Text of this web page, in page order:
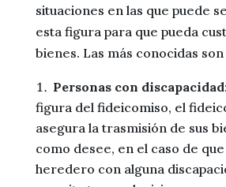
situaciones en las que puede
esta figura para que pueda
bienes. Las más conocidas
Personas con discapacidad
figura del fideicomiso, el
asegura la trasmisión de sus
como desee, en el caso de
heredero con alguna